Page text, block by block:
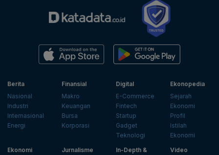
Berita
Nasional
Industri
Internasional
Energi
Finansial
Makro
Keuangan
Bursa
Korporasi
Digital
E-Commerce
Fintech
Startup
Gadget
Teknologi
Ekonopedia
Sejarah
Ekonomi
Profil
Istilah
Ekonomi
Ekonomi
Jurnalisme
In-Depth &
Video